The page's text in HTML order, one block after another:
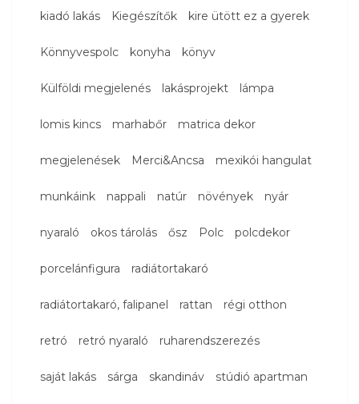
kiadó lakás Kiegészítők kire ütött ez a gyerek
Könnyvespolc konyha könyv
Külföldi megjelenés lakásprojekt lámpa
lomis kincs marhabőr matrica dekor
megjelenések Merci&Ancsa mexikói hangulat
munkáink nappali natúr növények nyár
nyaraló okos tárolás ősz Polc polcdekor
porcelánfigura radiátortakaró
radiátortakaró, falipanel rattan régi otthon
retró retró nyaraló ruharendszerezés
saját lakás sárga skandináv stúdió apartman